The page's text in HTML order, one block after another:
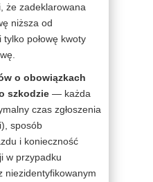
że zadeklarowana
niższa od
tylko połowę kwoty
o obowiązkach
szkodzie — każda
czas zgłoszenia
sposób
i konieczność
w przypadku
niezidentyfikowanym